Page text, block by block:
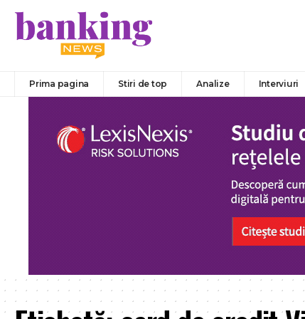
Prima pagina Stiri de top Analize Interviuri